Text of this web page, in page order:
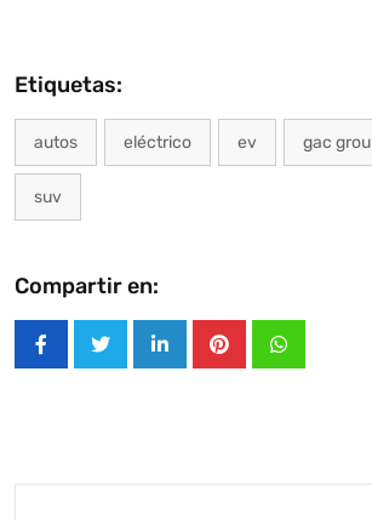
Etiquetas:
autos eléctrico ev gac
suv
Compartir en:
LinkedInPinterestWhatsapp